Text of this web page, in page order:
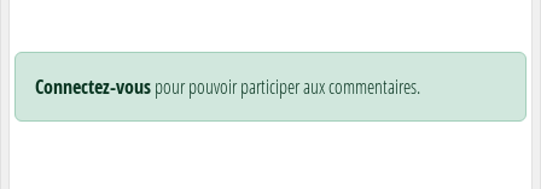
Connectez-vouspour pouvoir participer aux commentaires.